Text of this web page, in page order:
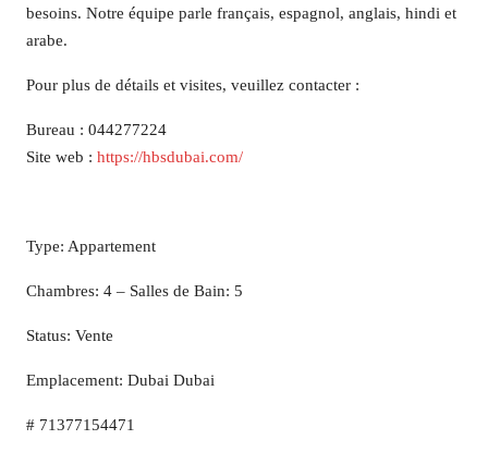
besoins. Notre équipe parle français, espagnol, anglais, hindi et
arabe.
Pour plus de détails et visites, veuillez contacter :
Bureau : 044277224
Site web : https://hbsdubai.com/
Type: Appartement
Chambres: 4 – Salles de Bain: 5
Status: Vente
Emplacement: Dubai Dubai
# 71377154471